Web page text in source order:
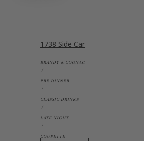
1738 Side Car
BRANDY & COGNAC
PRE DINNER
CLASSIC DRINKS
LATE NIGHT
COUPETTE